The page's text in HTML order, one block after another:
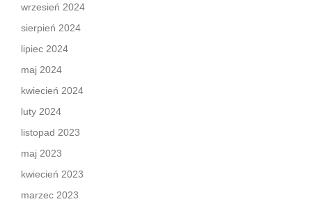
wrzesień 2024
sierpień 2024
lipiec 2024
maj 2024
kwiecień 2024
luty 2024
listopad 2023
maj 2023
kwiecień 2023
marzec 2023